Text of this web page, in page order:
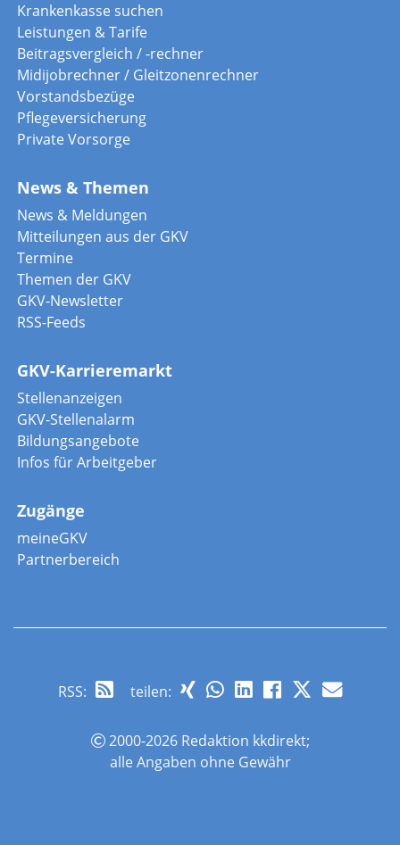
Krankenkasse suchen
Leistungen & Tarife
Beitragsvergleich / -rechner
Midijobrechner / Gleitzonenrechner
Vorstandsbezüge
Pflegeversicherung
Private Vorsorge
News & Themen
News & Meldungen
Mitteilungen aus der GKV
Termine
Themen der GKV
GKV-Newsletter
RSS-Feeds
GKV-Karrieremarkt
Stellenanzeigen
GKV-Stellenalarm
Bildungsangebote
Infos für Arbeitgeber
Zugänge
meineGKV
Partnerbereich
RSS: teilen:
2000-2026 Redaktion kkdirekt;
alle Angaben ohne Gewähr